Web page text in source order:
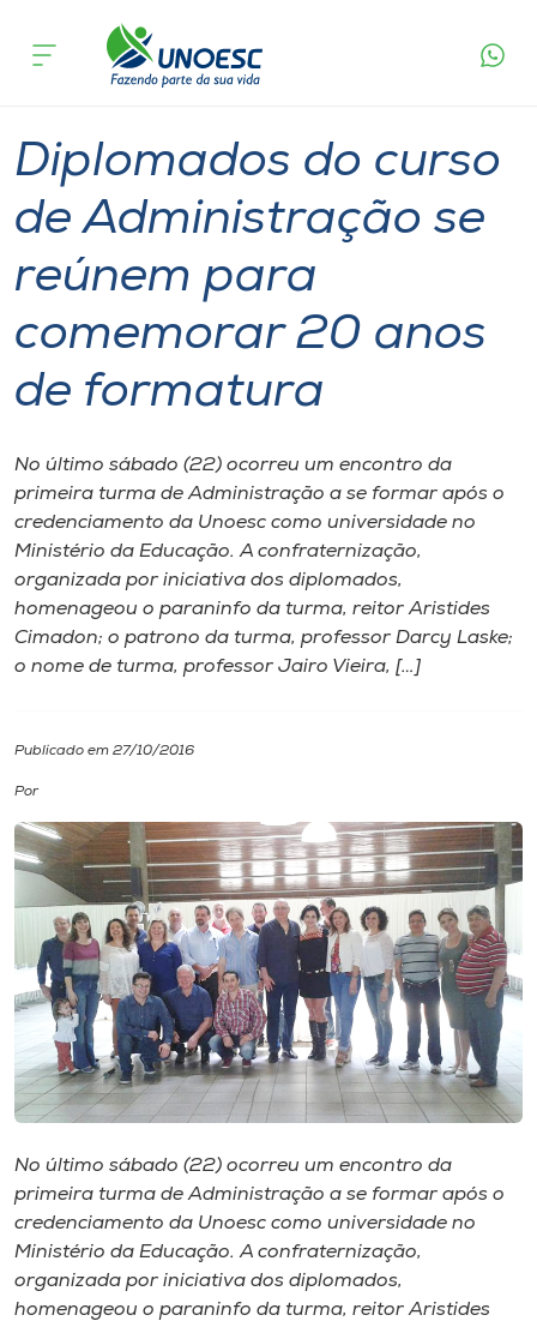
Cursos
Pesquisa
Atendimento ao Estudante
Portal de Ensino
Internacionalização
I.nova
Diplomados
Biblioteca
Editora
Rádio
Museu
Unoesc
Store
Selecione
acontece
Diplomados do curso
de Administração se
reúnem para
comemorar 20 anos
de formatura
No último sábado (22) ocorreu um encontro da
primeira turma de Administração a se formar após o
credenciamento da Unoesc como universidade no
Ministério da Educação. A confraternização,
organizada por iniciativa dos diplomados,
homenageou o paraninfo da turma, reitor Aristides
Cimadon; o patrono da turma, professor Darcy Laske;
o nome de turma, professor Jairo Vieira, […]
Publicado em 27/10/2016
Por
No último sábado (22) ocorreu um encontro da
primeira turma de Administração a se formar após o
credenciamento da Unoesc como universidade no
Ministério da Educação. A confraternização,
organizada por iniciativa dos diplomados,
homenageou o paraninfo da turma, reitor Aristides